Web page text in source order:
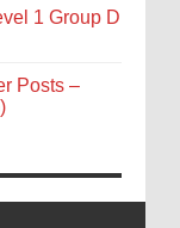
1 Group D
Posts –